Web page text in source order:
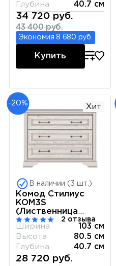
Глубина
40.7 см
34 720 руб.
43 400 руб.
Экономия 8 680 руб.
Купить
-20% Хит
В наличии (3 шт.)
Комод Стилиус
KOM3S
(Лиственница
сибирская)2 отзыва
Ширина
103 см
Высота
80.5 см
Глубина
40.7 см
28 720 руб.